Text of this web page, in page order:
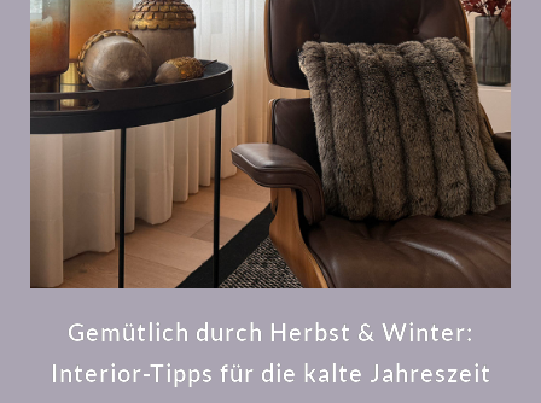
Gemütlich durch Herbst & Winter:
Interior-Tipps für die kalte Jahreszeit